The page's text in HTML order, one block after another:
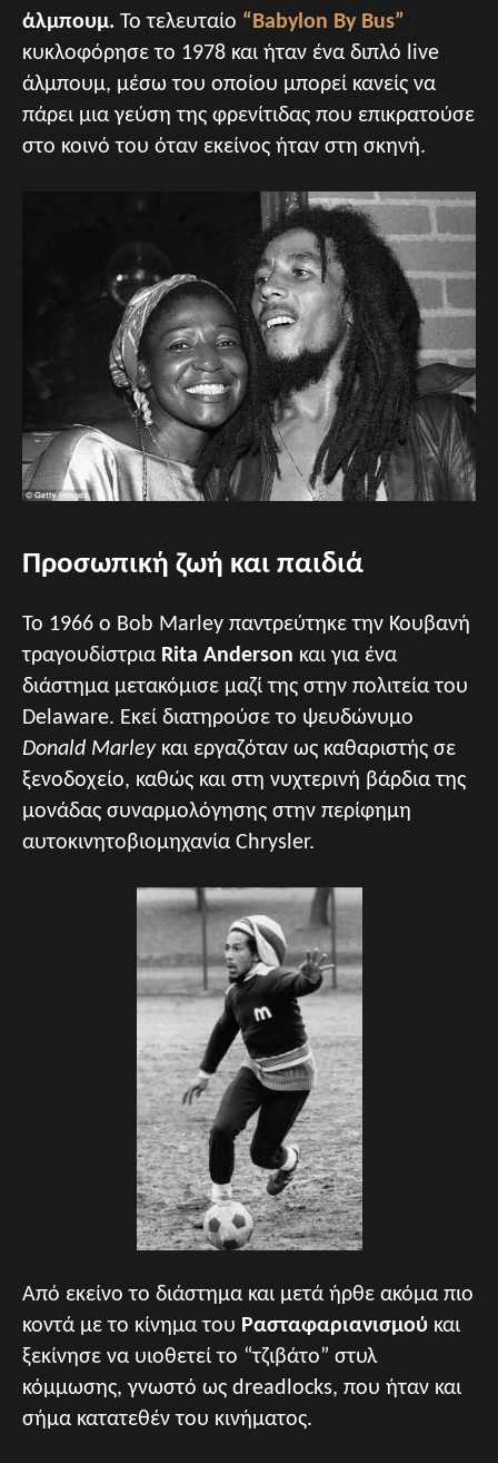
άλμπουμ. Το τελευταίο “Babylon By Bus”
κυκλοφόρησε το 1978 και ήταν ένα διπλό live
άλμπουμ, μέσω του οποίου μπορεί κανείς να
πάρει μια γεύση της φρενίτιδας που επικρατούσε
στο κοινό του όταν εκείνος ήταν στη σκηνή.
Προσωπική ζωή και παιδιά
Το 1966 ο Bob Marley παντρεύτηκε την Κουβανή
τραγουδίστρια Rita Anderson και για ένα
διάστημα μετακόμισε μαζί της στην πολιτεία του
Delaware. Εκεί διατηρούσε το ψευδώνυμο
Donald Marleyκαι εργαζόταν ως καθαριστής σε
ξενοδοχείο, καθώς και στη νυχτερινή βάρδια της
μονάδας συναρμολόγησης στην περίφημη
αυτοκινητοβιομηχανία Chrysler.
Από εκείνο το διάστημα και μετά ήρθε ακόμα πιο
κοντά με το κίνημα του Ρασταφαριανισμού και
ξεκίνησε να υιοθετεί το “τζιβάτο” στυλ
κόμμωσης, γνωστό ως dreadlocks, που ήταν και
σήμα κατατεθέν του κινήματος.